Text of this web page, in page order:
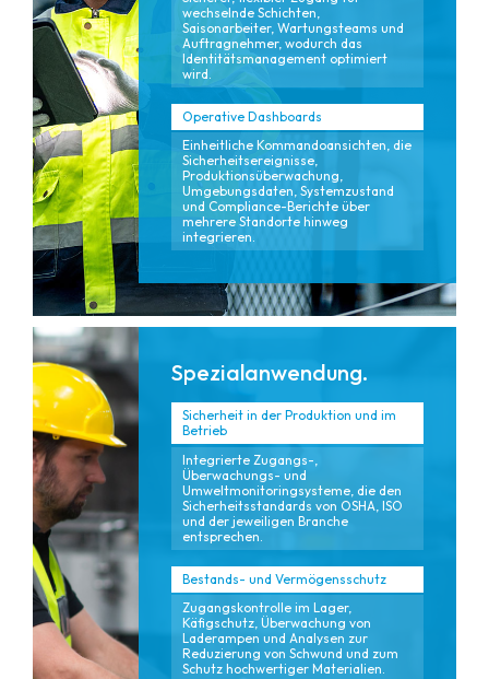
wechselnde Schichten,
Saisonarbeiter, Wartungsteams und
Auftragnehmer, wodurch das
Identitätsmanagement optimiert
wird.
Operative Dashboards
Einheitliche Kommandoansichten, die
Sicherheitsereignisse,
Produktionsüberwachung,
Umgebungsdaten, Systemzustand
und Compliance-Berichte über
mehrere Standorte hinweg
integrieren.
Spezialanwendung.
Sicherheit in der Produktion und im
Betrieb
Integrierte Zugangs-,
Überwachungs- und
Umweltmonitoringsysteme, die den
Sicherheitsstandards von OSHA, ISO
und der jeweiligen Branche
entsprechen.
Bestands- und Vermögensschutz
Zugangskontrolle im Lager,
Käfigschutz, Überwachung von
Laderampen und Analysen zur
Reduzierung von Schwund und zum
Schutz hochwertiger Materialien.